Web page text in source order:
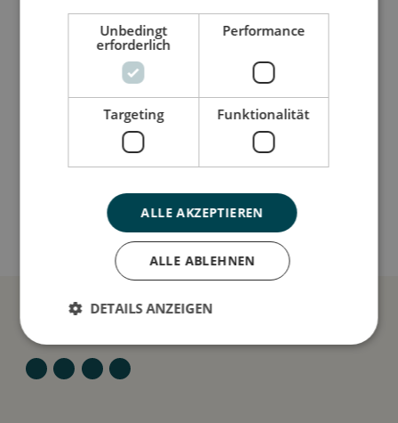
Så stor er jeg
Jeg er lavet af
Sådan plejer du mig
Unbedingt
erforderlich
Performance
Targeting Funktionalität
ALLE AKZEPTIEREN
ALLE ABLEHNEN
DETAILS ANZEIGEN